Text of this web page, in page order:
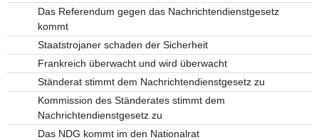
Das Referendum gegen das Nachrichtendienstgesetz
kommt
Staatstrojaner schaden der Sicherheit
Frankreich überwacht und wird überwacht
Ständerat stimmt dem Nachrichtendienstgesetz zu
Kommission des Ständerates stimmt dem
Nachrichtendienstgesetz zu
Das NDG kommt im den Nationalrat